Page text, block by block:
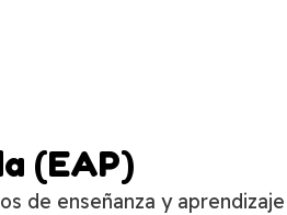
(EAP)
de enseñanza y